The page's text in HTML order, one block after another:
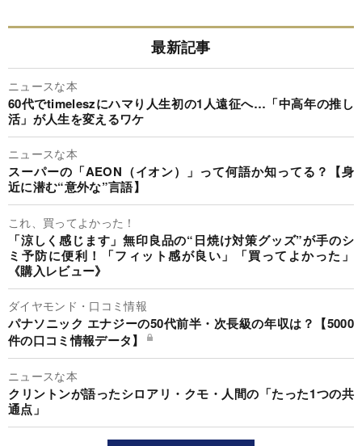
最新記事
ニュースな本
60代でtimeleszにハマり人生初の1人遠征へ…「中高年の推し
活」が人生を変えるワケ
ニュースな本
スーパーの「AEON（イオン）」って何語か知ってる？【身
近に潜む“意外な”言語】
これ、買ってよかった！
「涼しく感じます」無印良品の“日焼け対策グッズ”が手のシ
ミ予防に便利！「フィット感が良い」「買ってよかった」
《購入レビュー》
ダイヤモンド・口コミ情報
パナソニック エナジーの50代前半・次長級の年収は？【5000
件の口コミ情報データ】
ニュースな本
クリントンが語ったシロアリ・クモ・人間の「たった1つの共
通点」